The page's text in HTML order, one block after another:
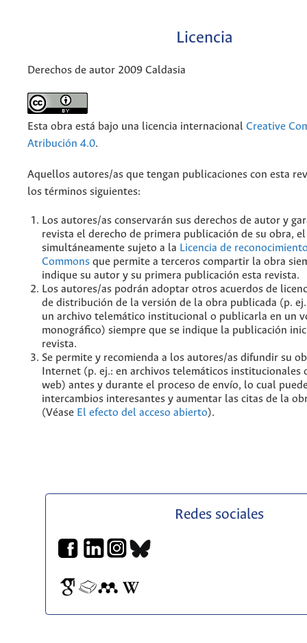
Licencia
Derechos de autor 2009 Caldasia
Esta obra está bajo una licencia internacional Creative
Atribución 4.0.
Aquellos autores/as que tengan publicaciones con esta
los términos siguientes:
Los autores/as conservarán sus derechos de autor y
revista el derecho de primera publicación de su obra,
simultáneamente sujeto a la Licencia de
Commons que permite a terceros compartir la obra
indique su autor y su primera publicación esta revista.
Los autores/as podrán adoptar otros acuerdos de
de distribución de la versión de la obra publicada (p.
un archivo telemático institucional o publicarla en un
monográfico) siempre que se indique la publicación
revista.
Se permite y recomienda a los autores/as difundir su
Internet (p. ej.: en archivos telemáticos institucionales
web) antes y durante el proceso de envío, lo cual
intercambios interesantes y aumentar las citas de la
(Véase El efecto del acceso abierto).
Redes sociales